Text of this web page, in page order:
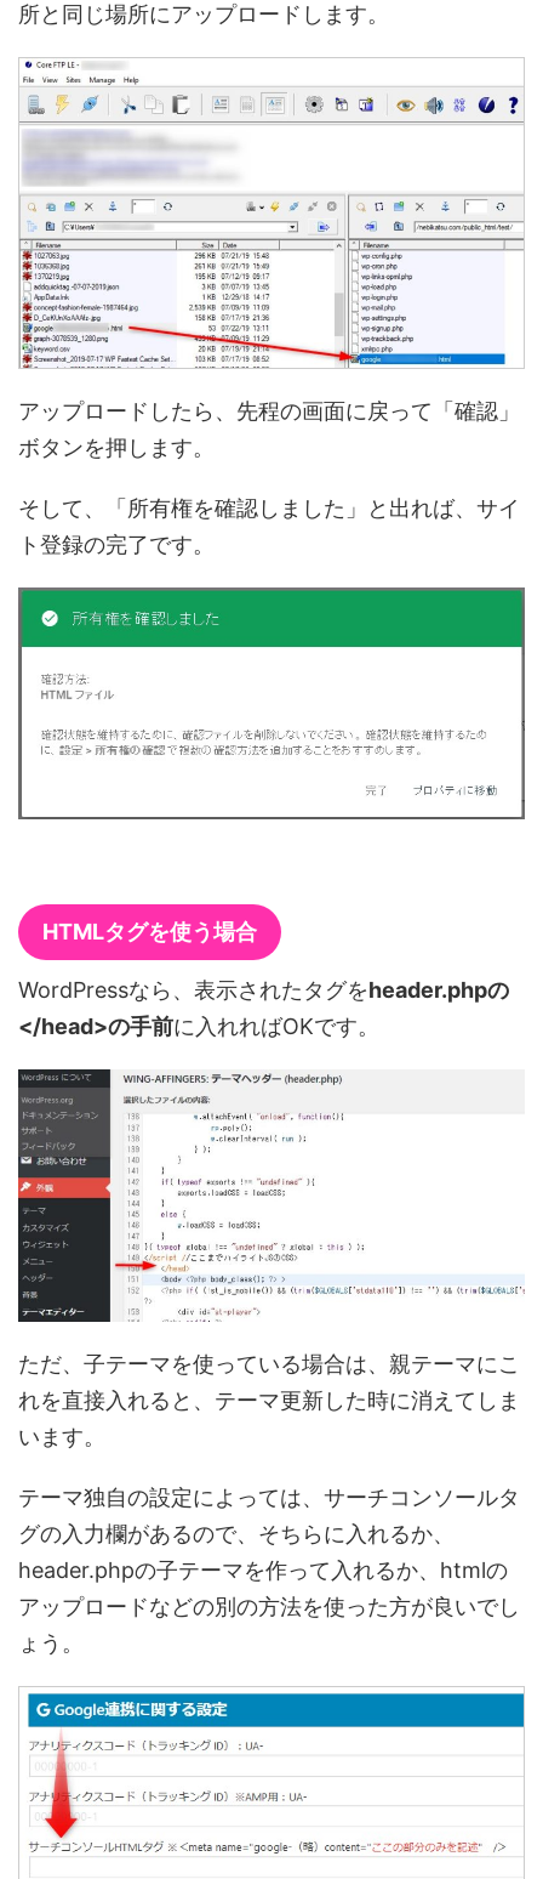
所と同じ場所にアップロードします。
アップロードしたら、先程の画面に戻って「確認」
ボタンを押します。
そして、「所有権を確認しました」と出れば、サイ
ト登録の完了です。
HTMLタグを使う場合
WordPressなら、表示されたタグをheader.phpの
</head>の手前に入れればOKです。
ただ、子テーマを使っている場合は、親テーマにこ
れを直接入れると、テーマ更新した時に消えてしま
います。
テーマ独自の設定によっては、サーチコンソールタ
グの入力欄があるので、そちらに入れるか、
header.phpの子テーマを作って入れるか、htmlの
アップロードなどの別の方法を使った方が良いでし
ょう。